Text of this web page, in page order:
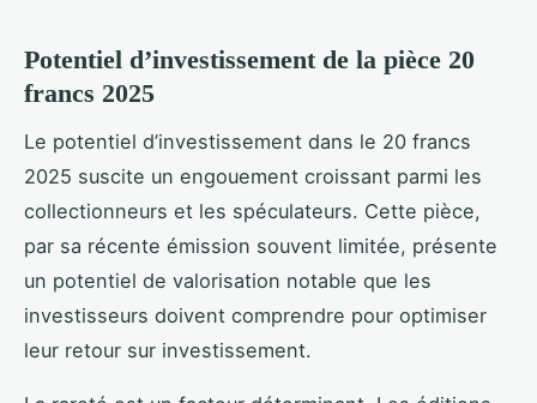
Potentiel d’investissement de la pièce 20
francs 2025
Le potentiel d’investissement dans le 20 francs
2025 suscite un engouement croissant parmi les
collectionneurs et les spéculateurs. Cette pièce,
par sa récente émission souvent limitée, présente
un potentiel de valorisation notable que les
investisseurs doivent comprendre pour optimiser
leur retour sur investissement.